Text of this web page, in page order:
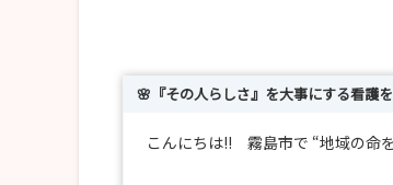
🌸『その人らしさ』を大事にする看護
こんにちは!! 霧島市で “地域の命